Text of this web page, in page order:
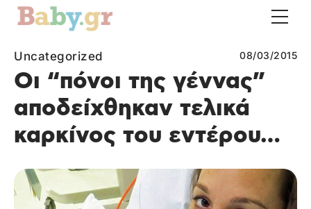
Uncategorized 08/03/2015
Οι “πόνοι της γέννας”
αποδείχθηκαν τελικά
καρκίνος του εντέρου…